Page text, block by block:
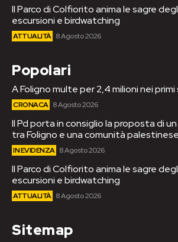
Il Parco di Colfiorito anima le sagre
escursioni e birdwatching
ATTUALITÀ 8 Agosto 2026
Popolari
A Foligno multe per 2,4 milioni nei primi
CRONACA 8 Agosto 2026
Il Pd porta in consiglio la proposta di
tra Foligno e una comunità palestinese
IN EVIDENZA 8 Agosto 2026
Il Parco di Colfiorito anima le sagre
escursioni e birdwatching
ATTUALITÀ 8 Agosto 2026
Sitemap